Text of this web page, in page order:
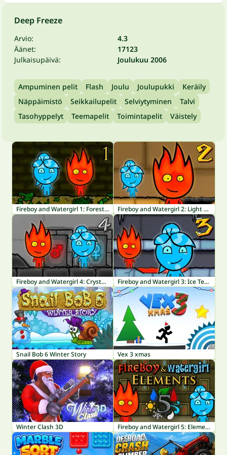
Deep Freeze
Arvio:
4.3
Äänet:
17123
Julkaisupäivä:
Joulukuu 2006
Ampuminen pelit Flash Joulu Joulupukki
Keräily
Näppäimistö
Seikkailupelit Selviytyminen
Talvi
Tasohyppelyt
Teemapelit Toimintapelit Väistely
Fireboy and Watergirl 1: Forest Temple Fireboy and Watergirl 2: Light Temple
Fireboy and Watergirl 4: Crystal Temple Fireboy and Watergirl 3: Ice Temple
Snail Bob 6 Winter Story Vex 3 xmas
Winter Clash 3D Fireboy and Watergirl 5: Elements